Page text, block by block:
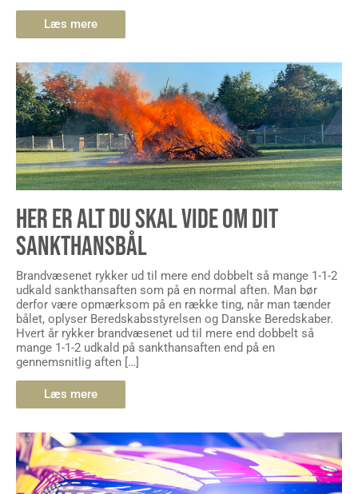
Læs mere
HER ER ALT DU SKAL VIDE OM DIT
SANKTHANSBÅL
Brandvæsenet rykker ud til mere end dobbelt så mange 1-1-2
udkald sankthansaften som på en normal aften. Man bør
derfor være opmærksom på en række ting, når man tænder
bålet, oplyser Beredskabsstyrelsen og Danske Beredskaber.
Hvert år rykker brandvæsenet ud til mere end dobbelt så
mange 1-1-2 udkald på sankthansaften end på en
gennemsnitlig aften […]
Læs mere